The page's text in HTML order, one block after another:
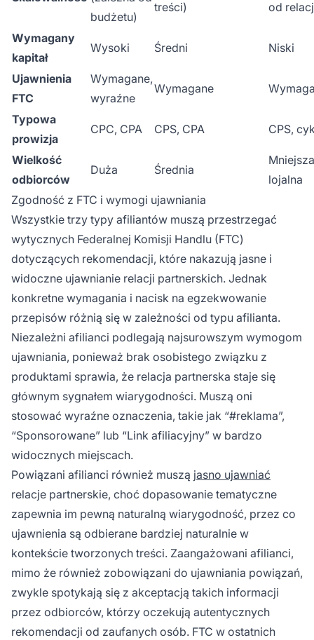
budżetu)
treści) od
Wymagany
kapitał
Wysoki Średni Niski
Ujawnienia
FTC
Wymagane,
wyraźne
Wymagane
Typowa
prowizja
CPC, CPA CPS, CPA CPS,
Wielkość
odbiorców
Duża Średnia
lojalna
Zgodność z FTC i wymogi ujawniania
Wszystkie trzy typy afiliantów muszą przestrzegać
wytycznych Federalnej Komisji Handlu (FTC)
dotyczących rekomendacji, które nakazują jasne i
widoczne ujawnianie relacji partnerskich. Jednak
konkretne wymagania i nacisk na egzekwowanie
przepisów różnią się w zależności od typu afilianta.
Niezależni afilianci podlegają najsurowszym wymogom
ujawniania, ponieważ brak osobistego związku z
produktami sprawia, że relacja partnerska staje się
głównym sygnałem wiarygodności. Muszą oni
stosować wyraźne oznaczenia, takie jak “#reklama”,
“Sponsorowane” lub “Link afiliacyjny” w bardzo
widocznych miejscach.
Powiązani afilianci również muszą jasno ujawniać
relacje partnerskie, choć dopasowanie tematyczne
zapewnia im pewną naturalną wiarygodność, przez co
ujawnienia są odbierane bardziej naturalnie w
kontekście tworzonych treści. Zaangażowani afilianci,
mimo że również zobowiązani do ujawniania powiązań,
zwykle spotykają się z akceptacją takich informacji
przez odbiorców, którzy oczekują autentycznych
rekomendacji od zaufanych osób. FTC w ostatnich